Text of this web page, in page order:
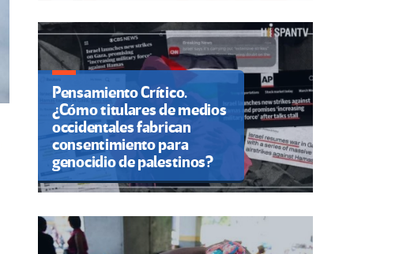
Pensamiento Crítico.
¿Cómo titulares de medios
occidentales fabrican
consentimiento para
genocidio de palestinos?